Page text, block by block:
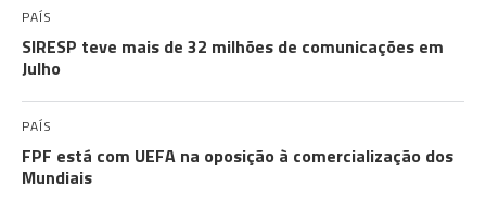
PAÍS
SIRESP teve mais de 32 milhões de comunicações em
Julho
PAÍS
FPF está com UEFA na oposição à comercialização dos
Mundiais